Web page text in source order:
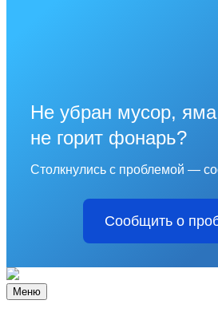
Не убран мусор, яма
не горит фонарь?
Столкнулись с проблемой —
Сообщить о
Меню